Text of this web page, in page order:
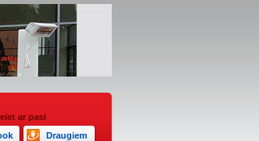
ar pasi
Draugiem